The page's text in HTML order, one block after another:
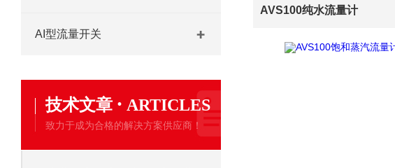
AI型流量开关
技术文章 · ARTICLES
致力于成为合格的解决方案供应商！
AVS100纯水流量计